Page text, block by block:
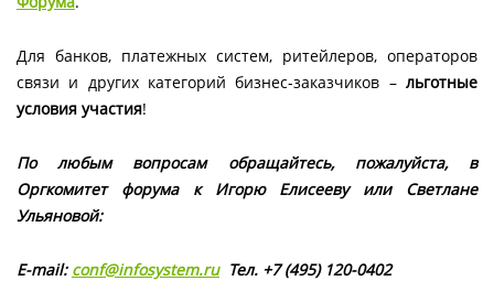
Для банков, платежных систем, ритейлеров, операторов
связи и других категорий бизнес-заказчиков – льготные
условия участия!
По любым вопросам обращайтесь, пожалуйста, в
Оргкомитет форума к Игорю Елисееву или Светлане
Ульяновой:
E-mail: conf@infosystem.ruТел. +7 (495) 120-0402